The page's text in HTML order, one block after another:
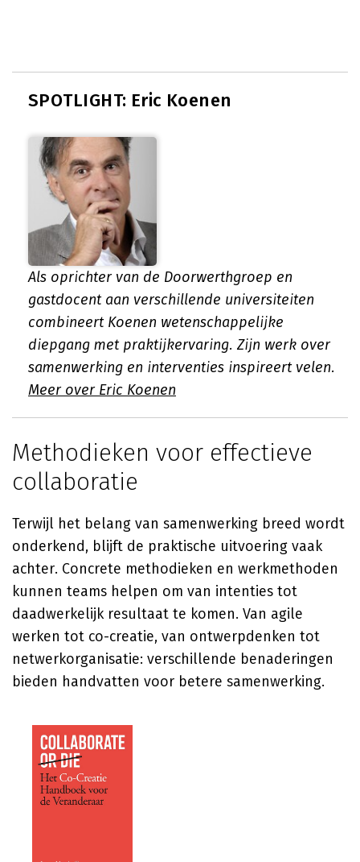
SPOTLIGHT: Eric Koenen
Als oprichter van de Doorwerthgroep en
gastdocent aan verschillende universiteiten
combineert Koenen wetenschappelijke
diepgang met praktijkervaring. Zijn werk over
samenwerking en interventies inspireert velen.
Meer over Eric Koenen
Methodieken voor effectieve
collaboratie
Terwijl het belang van samenwerking breed wordt
onderkend, blijft de praktische uitvoering vaak
achter. Concrete methodieken en werkmethoden
kunnen teams helpen om van intenties tot
daadwerkelijk resultaat te komen. Van agile
werken tot co-creatie, van ontwerpdenken tot
netwerkorganisatie: verschillende benaderingen
bieden handvatten voor betere samenwerking.